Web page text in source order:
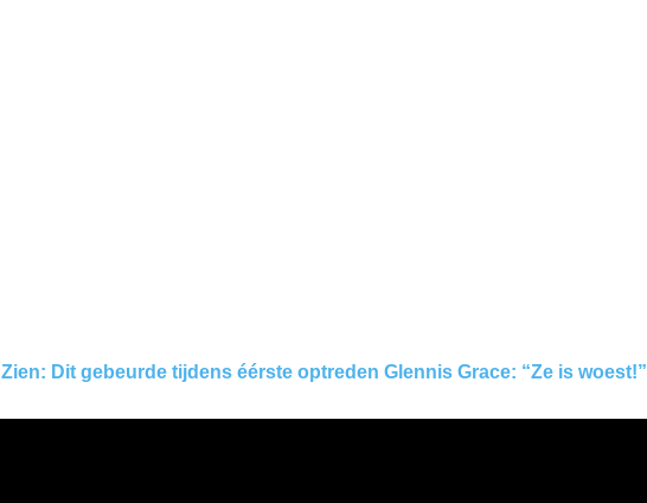
Zien: Dit gebeurde tijdens éérste optreden Glennis Grace: “Ze is woest!”